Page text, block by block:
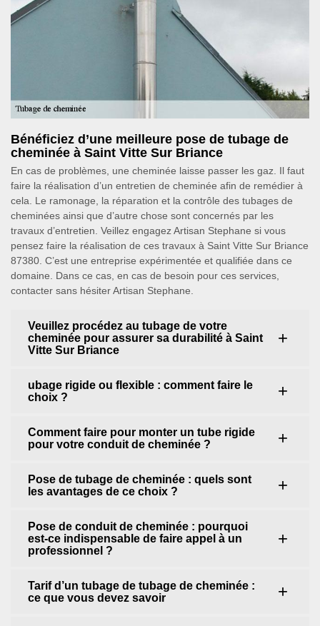
Bénéficiez d’une meilleure pose de tubage de
cheminée à Saint Vitte Sur Briance
En cas de problèmes, une cheminée laisse passer les gaz. Il faut
faire la réalisation d’un entretien de cheminée afin de remédier à
cela. Le ramonage, la réparation et la contrôle des tubages de
cheminées ainsi que d’autre chose sont concernés par les
travaux d’entretien. Veillez engagez Artisan Stephane si vous
pensez faire la réalisation de ces travaux à Saint Vitte Sur Briance
87380. C’est une entreprise expérimentée et qualifiée dans ce
domaine. Dans ce cas, en cas de besoin pour ces services,
contacter sans hésiter Artisan Stephane.
Veuillez procédez au tubage de votre
cheminée pour assurer sa durabilité à Saint
Vitte Sur Briance
ubage rigide ou flexible : comment faire le
choix ?
Comment faire pour monter un tube rigide
pour votre conduit de cheminée ?
Pose de tubage de cheminée : quels sont
les avantages de ce choix ?
Pose de conduit de cheminée : pourquoi
est-ce indispensable de faire appel à un
professionnel ?
Tarif d’un tubage de tubage de cheminée :
ce que vous devez savoir